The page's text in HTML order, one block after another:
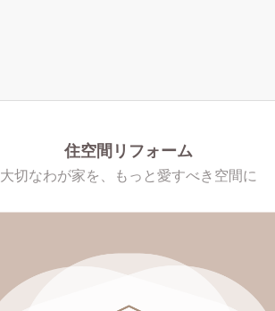
住空間リフォーム
大切なわが家を、もっと愛すべき空間に